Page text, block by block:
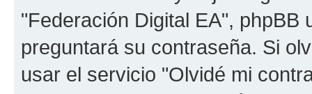
"Federación Digital EA",
preguntará su contraseña. Si
usar el servicio "Olvidé mi